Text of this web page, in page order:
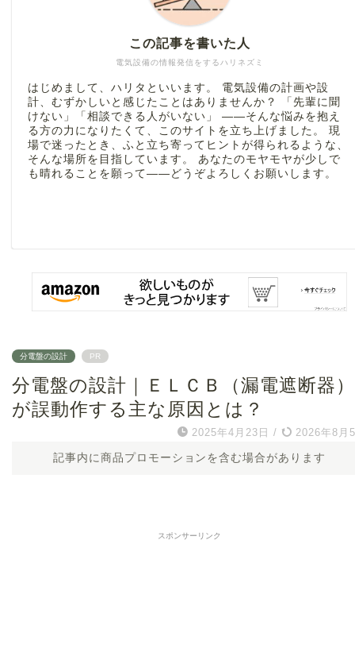
電気設備の情報発信をするハリネズミ
この記事を書いた人
はじめまして、ハリタといいます。 電気設備の計画や設
計、むずかしいと感じたことはありませんか？ 「先輩に聞
けない」「相談できる人がいない」 ――そんな悩みを抱え
る方の力になりたくて、このサイトを立ち上げました。 現
場で迷ったとき、ふと立ち寄ってヒントが得られるような、
そんな場所を目指しています。 あなたのモヤモヤが少しで
も晴れることを願って――どうぞよろしくお願いします。
分電盤の設計 PR
分電盤の設計｜ＥＬＣＢ（漏電遮断器）
が誤動作する主な原因とは？
2025年4月23日 / 2026年8月
記事内に商品プロモーションを含む場合があります
スポンサーリンク